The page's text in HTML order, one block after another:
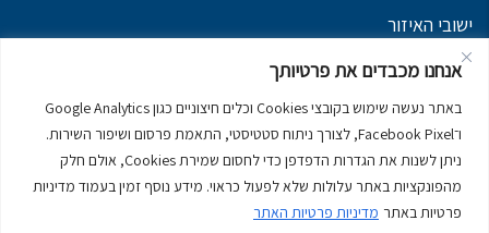
אנחנו מכבדים את פרטיותך
באתר נעשה שימוש בקובצי Cookies וכלים חיצוניים כגון Google Analytics
ו־Facebook Pixel, לצורך ניתוח סטטיסטי, התאמת פרסום ושיפור השירות.
ניתן לשנות את הגדרות הדפדפן כדי לחסום שמירת Cookies, אולם חלק
מהפונקציות באתר עלולות שלא לפעול כראוי. מידע נוסף זמין בעמוד מדיניות
פרטיות באתר מדיניות פרטיות האתר
ישובי האיזור
נכסים במשגב
מרום הגליל